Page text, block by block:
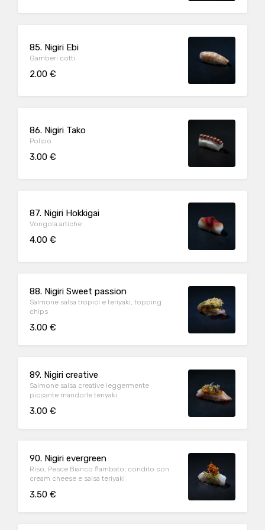
85. Nigiri Ebi
Gamberi cotti
2.00 €
86. Nigiri Tako
Polipo
3.00 €
87. Nigiri Hokkigai
Vongola artiche
4.00 €
88. Nigiri Sweet passion
Salmone salsa tropicl e teriyaki, topping
chips
3.00 €
89. Nigiri creative
Salmone salsa creative leggermente
piccante mandorle teriyaki
3.00 €
90. Nigiri evergreen
Riso, Pesce Bianco flambato; condito con
cream cheese e salsa teriyaki
3.50 €